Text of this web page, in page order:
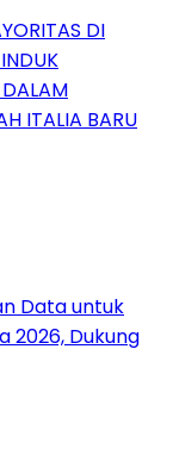
DI
ITALIA BARU
Data untuk
2026, Dukung